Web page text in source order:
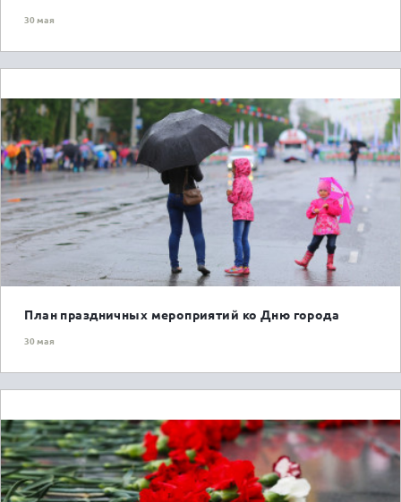
30 мая
ГОРОЖАНАМ
План праздничных мероприятий ко Дню города
30 мая
ГОРОЖАНАМ